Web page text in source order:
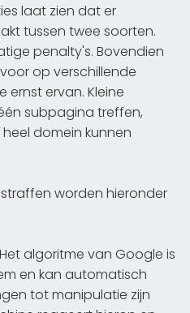
laat zien dat er
tussen twee soorten.
penalty's. Bovendien
op verschillende
ernst ervan. Kleine
subpagina treffen,
domein kunnen
worden hieronder
Het algoritme van Google is
en kan automatisch
tot manipulatie zijn